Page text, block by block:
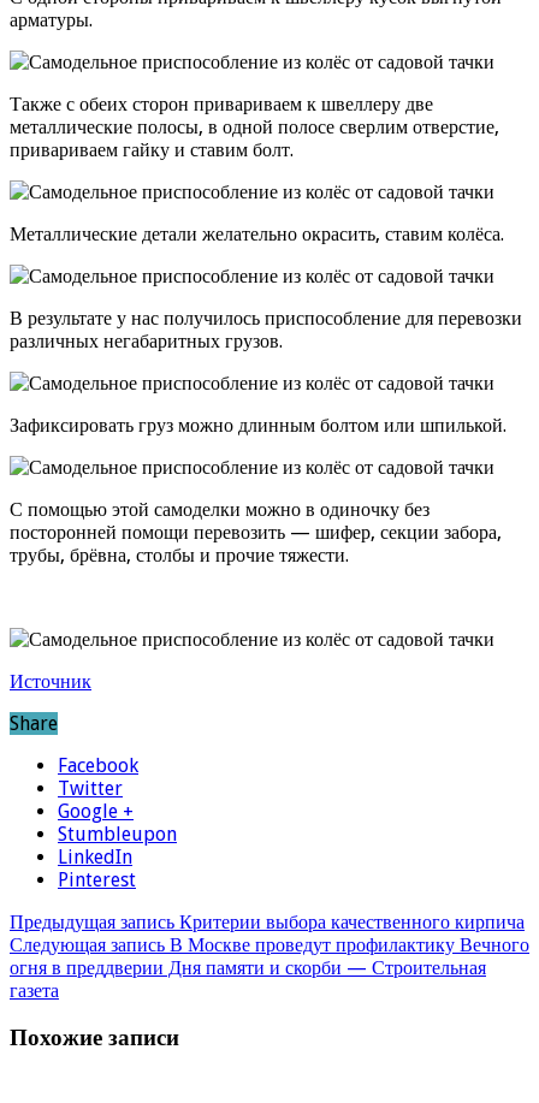
арматуры.
Также с обеих сторон привариваем к швеллеру две
металлические полосы, в одной полосе сверлим отверстие,
привариваем гайку и ставим болт.
Металлические детали желательно окрасить, ставим колёса.
В результате у нас получилось приспособление для перевозки
различных негабаритных грузов.
Зафиксировать груз можно длинным болтом или шпилькой.
С помощью этой самоделки можно в одиночку без
посторонней помощи перевозить — шифер, секции забора,
трубы, брёвна, столбы и прочие тяжести.
Источник
Share
Facebook
Twitter
Google +
Stumbleupon
LinkedIn
Pinterest
Предыдущая запись Критерии выбора качественного кирпича
Следующая запись В Москве проведут профилактику Вечного
огня в преддверии Дня памяти и скорби — Строительная
газета
Похожие записи